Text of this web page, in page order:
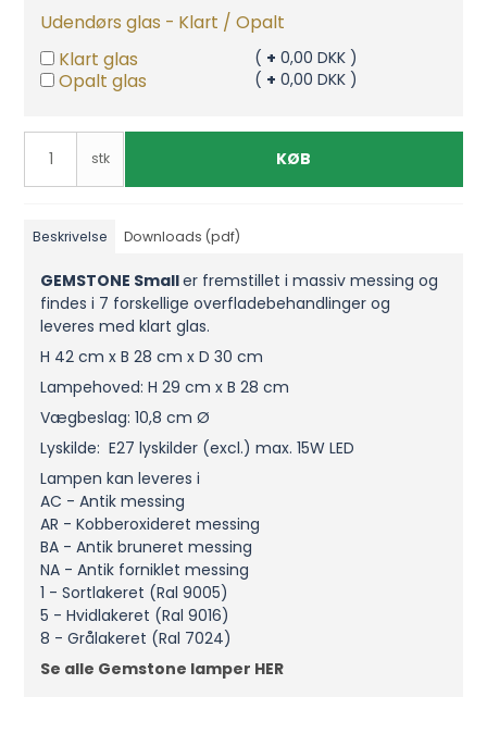
Udendørs glas - Klart / Opalt
Klart glas
( + 0,00 DKK )
Opalt glas ( + 0,00 DKK )
stk KØB
Beskrivelse Downloads (pdf)
GEMSTONE Smaller fremstillet i massiv messing og
findes i 7 forskellige overfladebehandlinger og
leveres med klart glas.
H 42 cm x B 28 cm x D 30 cm
Lampehoved: H 29 cm x B 28 cm
Vægbeslag: 10,8 cm Ø
Lyskilde: E27 lyskilder (excl.) max. 15W LED
Lampen kan leveres i
AC - Antik messing
AR - Kobberoxideret messing
BA - Antik bruneret messing
NA - Antik forniklet messing
1 - Sortlakeret (Ral 9005)
5 - Hvidlakeret (Ral 9016)
8 - Grålakeret (Ral 7024)
Se alle Gemstone lamper HER